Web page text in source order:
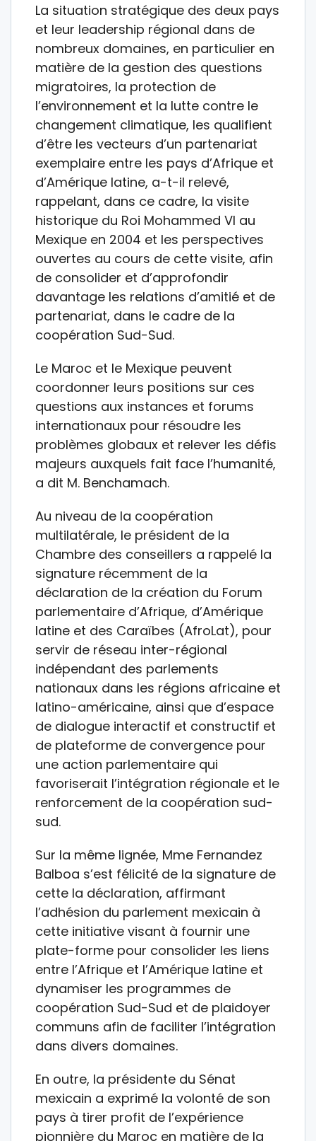
La situation stratégique des deux pays
et leur leadership régional dans de
nombreux domaines, en particulier en
matière de la gestion des questions
migratoires, la protection de
l’environnement et la lutte contre le
changement climatique, les qualifient
d’être les vecteurs d’un partenariat
exemplaire entre les pays d’Afrique et
d’Amérique latine, a-t-il relevé,
rappelant, dans ce cadre, la visite
historique du Roi Mohammed VI au
Mexique en 2004 et les perspectives
ouvertes au cours de cette visite, afin
de consolider et d’approfondir
davantage les relations d’amitié et de
partenariat, dans le cadre de la
coopération Sud-Sud.
Le Maroc et le Mexique peuvent
coordonner leurs positions sur ces
questions aux instances et forums
internationaux pour résoudre les
problèmes globaux et relever les défis
majeurs auxquels fait face l’humanité,
a dit M. Benchamach.
Au niveau de la coopération
multilatérale, le président de la
Chambre des conseillers a rappelé la
signature récemment de la
déclaration de la création du Forum
parlementaire d’Afrique, d’Amérique
latine et des Caraïbes (AfroLat), pour
servir de réseau inter-régional
indépendant des parlements
nationaux dans les régions africaine et
latino-américaine, ainsi que d’espace
de dialogue interactif et constructif et
de plateforme de convergence pour
une action parlementaire qui
favoriserait l’intégration régionale et le
renforcement de la coopération sud-
sud.
Sur la même lignée, Mme Fernandez
Balboa s’est félicité de la signature de
cette la déclaration, affirmant
l’adhésion du parlement mexicain à
cette initiative visant à fournir une
plate-forme pour consolider les liens
entre l’Afrique et l’Amérique latine et
dynamiser les programmes de
coopération Sud-Sud et de plaidoyer
communs afin de faciliter l’intégration
dans divers domaines.
En outre, la présidente du Sénat
mexicain a exprimé la volonté de son
pays à tirer profit de l’expérience
pionnière du Maroc en matière de la